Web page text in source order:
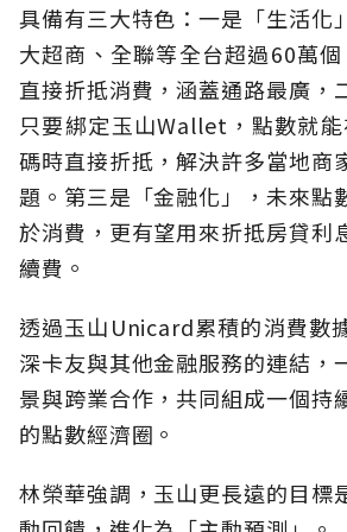
具備有三大特色：一是「生活化
大超商、全聯等全台超過60萬
直接折抵消費，涵蓋通路最廣，
只要綁定玉山Wallet，點數就
碼時直接折抵，解決許多當地商
題。第三是「金融化」，未來點
於消費，更有望用來折抵房貸利
續費。
透過玉山Unicard累積的消費數
深卡友與其他金融服務的連結，
景與跨業合作，共同組成一個持
的點數經濟圈。
林榮華強調，玉山更長遠的目標